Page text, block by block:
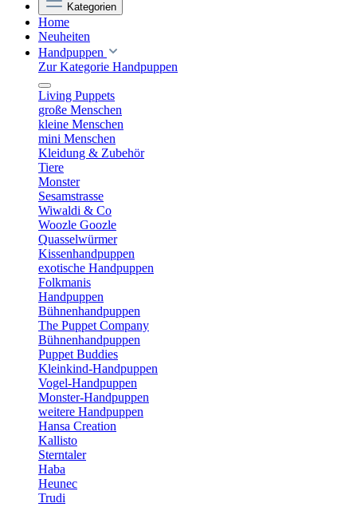
Kategorien
Home
Neuheiten
Handpuppen
Zur Kategorie Handpuppen
Living Puppets
große Menschen
kleine Menschen
mini Menschen
Kleidung & Zubehör
Tiere
Monster
Sesamstrasse
Wiwaldi & Co
Woozle Goozle
Quasselwürmer
Kissenhandpuppen
exotische Handpuppen
Folkmanis
Handpuppen
Bühnenhandpuppen
The Puppet Company
Bühnenhandpuppen
Puppet Buddies
Kleinkind-Handpuppen
Vogel-Handpuppen
Monster-Handpuppen
weitere Handpuppen
Hansa Creation
Kallisto
Sterntaler
Haba
Heunec
Trudi